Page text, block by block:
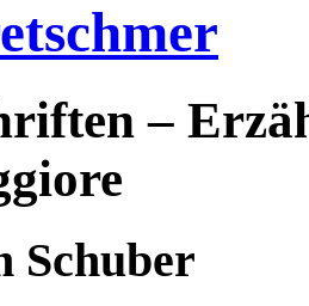
–
Schuber